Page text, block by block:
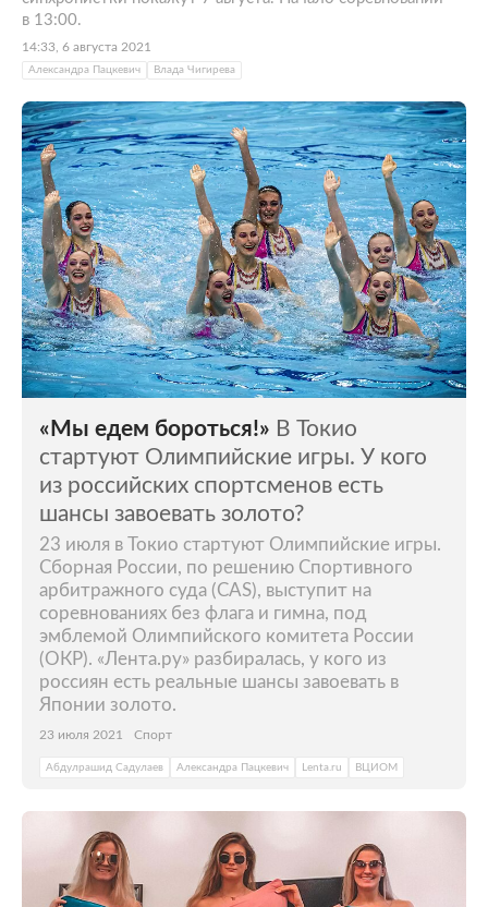
в 13:00.
14:33, 6 августа 2021
Александра Пацкевич Влада Чигирева
«Мы едем бороться!» В Токио
стартуют Олимпийские игры. У кого
из российских спортсменов есть
шансы завоевать золото?
23 июля в Токио стартуют Олимпийские игры.
Сборная России, по решению Спортивного
арбитражного суда (CAS), выступит на
соревнованиях без флага и гимна, под
эмблемой Олимпийского комитета России
(ОКР). «Лента.ру» разбиралась, у кого из
россиян есть реальные шансы завоевать в
Японии золото.
23 июля 2021 Спорт
Абдулрашид Садулаев Александра Пацкевич Lenta.ru ВЦИОМ